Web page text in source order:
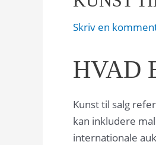
Skriv en
HVAD
Kunst til salg
kan inkludere
internationale